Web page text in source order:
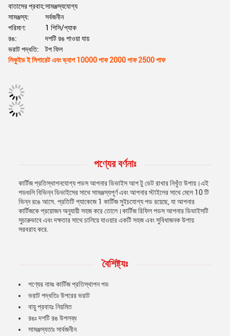
বাতাসের প্রবাহ:সামঞ্জস্যযোগ্য
সামঞ্জস্য:
সর্বজনীন
পরিমাণ:
1 পিসি/প্যাক
রঙ:
দশটি রঙ পাওয়া যায়
ভরাট পদ্ধতি:
টপ ফিল
লিকুইড ই সিগারেট এবং ভ্যাপ 10000 পাফ 2000 পাফ 2500 পাফ
পণ্যের বর্ণনাঃ
কার্টিজ প্রতিস্থাপনযোগ্য পডস আপনার ডিভাইস আপ টু ডেট রাখার নিখুঁত উপায়।এই
পডগুলি বিভিন্ন ডিভাইসের সাথে সামঞ্জস্যপূর্ণ এবং আপনার স্টাইলের সাথে মেলে 10 টি
ভিন্ন রঙে আসে. প্রতিটি প্যাকেজে 1 কার্টিজ সুইচযোগ্য পড রয়েছে, যা আপনার
কার্টিজকে প্রয়োজন অনুযায়ী সহজ করে তোলে।কার্টিজ রিফিল পডস আপনার ডিভাইসটি
সুচারুভাবে এবং দক্ষতার সাথে চালিয়ে যাওয়ার একটি সহজ এবং সুবিধাজনক উপায়
সরবরাহ করে.
বৈশিষ্ট্যঃ
পণ্যের নামঃ কার্টিজ প্রতিস্থাপন পড
ভরাট পদ্ধতিঃ উপরের ভরাট
বায়ু প্রবাহঃ নিয়মিত
রঙঃ দশটি রঙ উপলব্ধ
সামঞ্জস্যতাঃ সার্বজনীন